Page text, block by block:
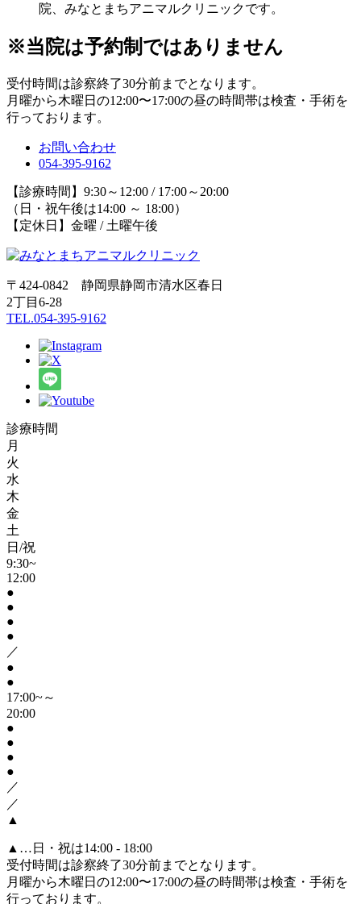
院、みなとまちアニマルクリニックです。
※当院は予約制ではありません
受付時間は診察終了30分前までとなります。
月曜から木曜日の12:00〜17:00の昼の時間帯は検査・手術を
行っております。
お問い合わせ
054-395-9162
【診療時間】9:30～12:00 / 17:00～20:00
（日・祝午後は14:00 ～ 18:00）
【定休日】金曜 / 土曜午後
〒424-0842 静岡県静岡市清水区春日
2丁目6-28
TEL.054-395-9162
診療時間
月
火
水
木
金
土
日/祝
9:30~
12:00
●
●
●
●
／
●
●
17:00~～
20:00
●
●
●
●
／
／
▲
▲ …日・祝は14:00 - 18:00
受付時間は診察終了30分前までとなります。
月曜から木曜日の12:00〜17:00の昼の時間帯は検査・手術を
行っております。